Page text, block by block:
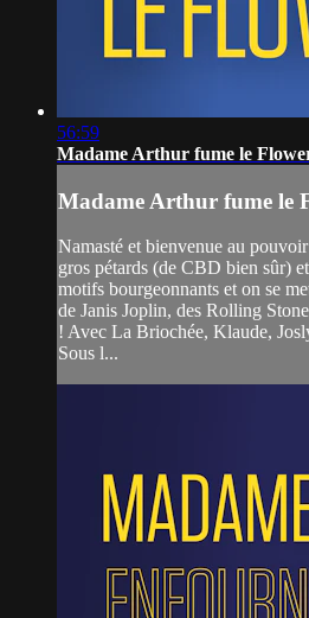
56:59
Madame Arthur fume le
Madame Arthur fume le
Namasté et bienvenue au
gros pétards (de CBD bien sûr)
motifs bourgeonnants et on se
de Janis Joplin, des Rolling
! Avec La Briochée, Klaude,
Sous l...